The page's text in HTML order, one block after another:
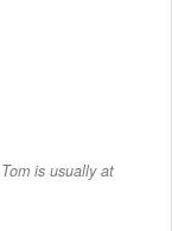
Tom is usually at